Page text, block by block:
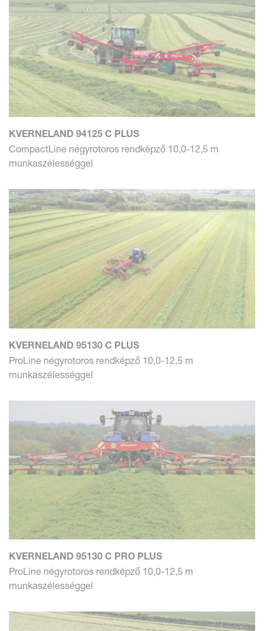
KVERNELAND 94125 C PLUS
CompactLine négyrotoros rendképző 10,0-12,5 m
munkaszélességgel
KVERNELAND 95130 C PLUS
ProLine négyrotoros rendképző 10,0-12,5 m
munkaszélességgel
KVERNELAND 95130 C PRO PLUS
ProLine négyrotoros rendképző 10,0-12,5 m
munkaszélességgel